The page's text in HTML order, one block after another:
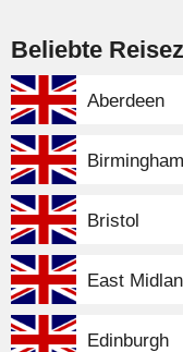
Beliebte
Aberdeen
Birmingham
Bristol
East
Edinburgh